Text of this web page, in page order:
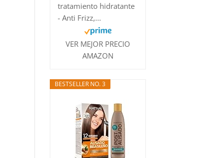
tratamiento hidratante
- Anti Frizz,...
VER MEJOR PRECIO
AMAZON
BESTSELLER NO. 3